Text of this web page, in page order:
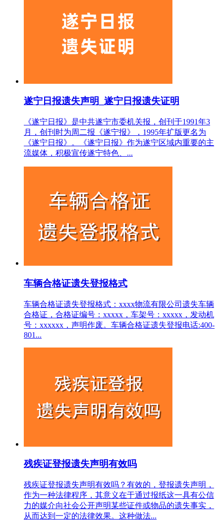
遂宁日报遗失声明_遂宁日报遗失证明
《遂宁日报》是中共遂宁市委机关报，创刊于1991年3
月，创刊时为周二报《遂宁报》，1995年扩版更名为
《遂宁日报》。《遂宁日报》作为遂宁区域内重要的主
流媒体，积极宣传遂宁特色、...
车辆合格证遗失登报格式
车辆合格证遗失登报格式：xxxx物流有限公司遗失车辆
合格证，合格证编号：xxxxx，车架号：xxxxx，发动机
号：xxxxxx，声明作废。车辆合格证遗失登报电话:400-
801...
残疾证登报遗失声明有效吗
残疾证登报遗失声明有效吗？有效的，登报遗失声明，
作为一种法律程序，其意义在于通过报纸这一具有公信
力的媒介向社会公开声明某些证件或物品的遗失事实，
从而达到一定的法律效果。这种做法...